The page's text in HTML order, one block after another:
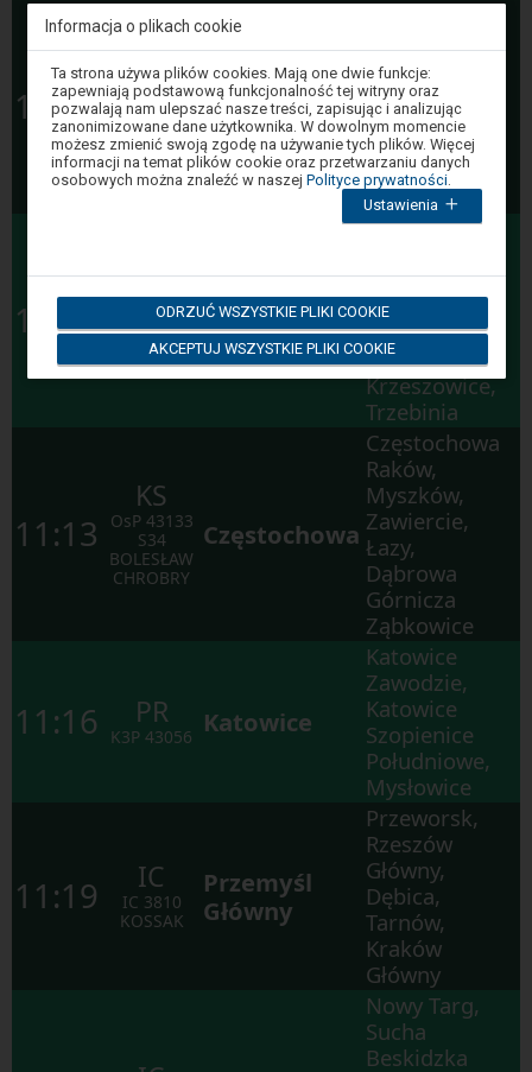
10:49 IC
IC8330
ŚLĄZAK
Szczecin
Główny
Stargard,
Poznań
Główny,
Wrocław
Główny,
Katowice
11:10 PR
K334306
Kraków
Płaszów
Kraków
Kraków
Główny,
Kraków
Łobzów,
Krzeszowice,
Trzebinia
11:13
KS
OsP 43133
S34
BOLESŁAW
CHROBRY
Częstochowa
Częstochowa
Raków,
Myszków,
Zawiercie,
Łazy,
Dąbrowa
Górnicza
Ząbkowice
11:16 PR
K3P 43056 Katowice
Katowice
Zawodzie,
Katowice
Szopienice
Południowe,
Mysłowice
11:19 IC
IC 3810
KOSSAK
Przemyśl
Główny
Przeworsk,
Rzeszów
Główny,
Dębica,
Tarnów,
Kraków
Główny
Nowy Targ,
Sucha
Beskidzka
Informacja o plikach cookie
Uwaga,
znajdujesz
się
oknie
modalnym.
celu
którąś
dostępnych
końcu
okna.
elementach
w
Ta strona używa plików cookies. Mają one dwie funkcje:
zapewniają podstawową funkcjonalność tej witryny oraz
pozwalają nam ulepszać nasze treści, zapisując i analizując
zanonimizowane dane użytkownika. W dowolnym momencie
możesz zmienić swoją zgodę na używanie tych plików. Więcej
informacji na temat plików cookie oraz przetwarzaniu danych
osobowych można znaleźć w naszej Polityce prywatności.
Ustawienia
ODRZUĆ WSZYSTKIE PLIKI COOKIE
AKCEPTUJ WSZYSTKIE PLIKI COOKIE